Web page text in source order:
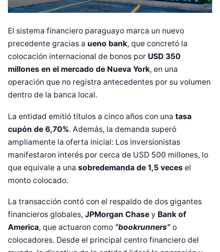
El sistema financiero paraguayo marca un nuevo
precedente gracias a ueno bank, que concretó la
colocación internacional de bonos por USD 350
millones en el mercado de Nueva York, en una
operación que no registra antecedentes por su volumen
dentro de la banca local.
La entidad emitió títulos a cinco años con una tasa
cupón de 6,70%. Además, la demanda superó
ampliamente la oferta inicial: Los inversionistas
manifestaron interés por cerca de USD 500 millones, lo
que equivale a una sobredemanda de 1,5 veces el
monto colocado.
La transacción contó con el respaldo de dos gigantes
financieros globales, JPMorgan Chase y Bank of
America, que actuaron como “bookrunners” o
colocadores. Desde el principal centro financiero del